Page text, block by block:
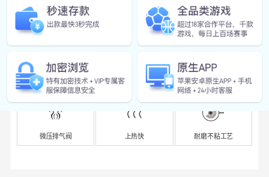
多功能桑拿一体锅 高汤蒸
微压排气阀 上热快 耐磨不粘工艺